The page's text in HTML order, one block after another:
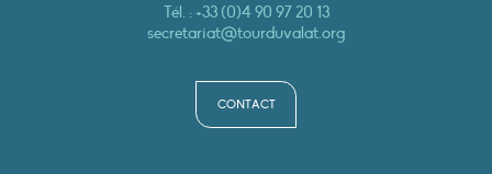
Tél. : +33 (0)4 90 97 20 13
secretariat@tourduvalat.org
CONTACT